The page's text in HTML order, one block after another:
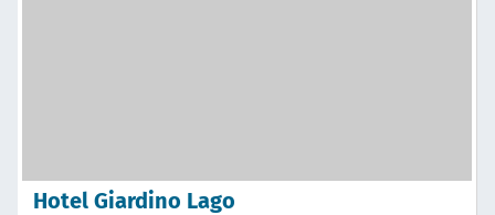
Hotel Giardino Lago